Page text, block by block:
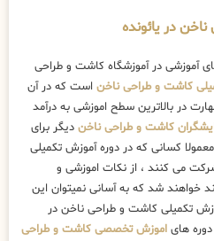
در یائونده
آموزشی در آموزشگاه کاشت و طراحی
کاشت و طراحی ناخن است که در آن
در بالاترین سطح اموزشی به درآمد
کاشت و طراحی ناخن دیگر برای
کسانی که در دوره آموزش تکمیلی
می کنند ، از نکات اموزشی و
خواهند شد که به آسانی نمیتوان این
تکمیلی کاشت و طراحی ناخن در
دوره های اموزش تخصصی کاشت و طراحی